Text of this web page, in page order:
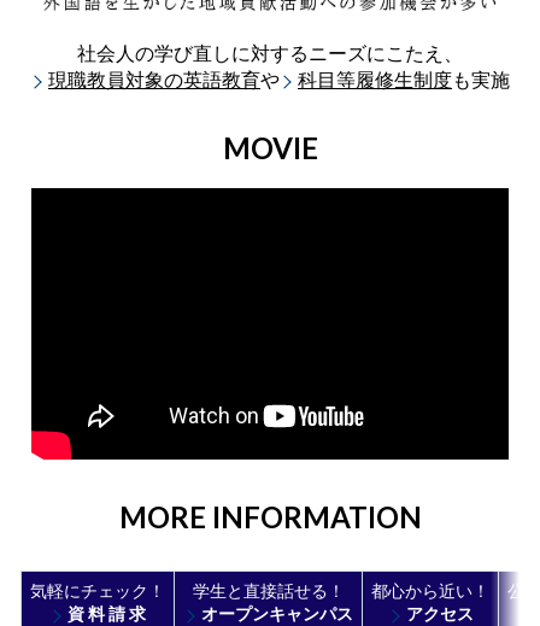
社会人の学び直しに対するニーズにこたえ、
現職教員対象の英語教育や 科目等履修生制度も実施
MOVIE
MORE INFORMATION
気軽にチェック！
資 料 請 求
学生と直接話せる！
オープンキャンパス
都心から近い！
アクセス
公